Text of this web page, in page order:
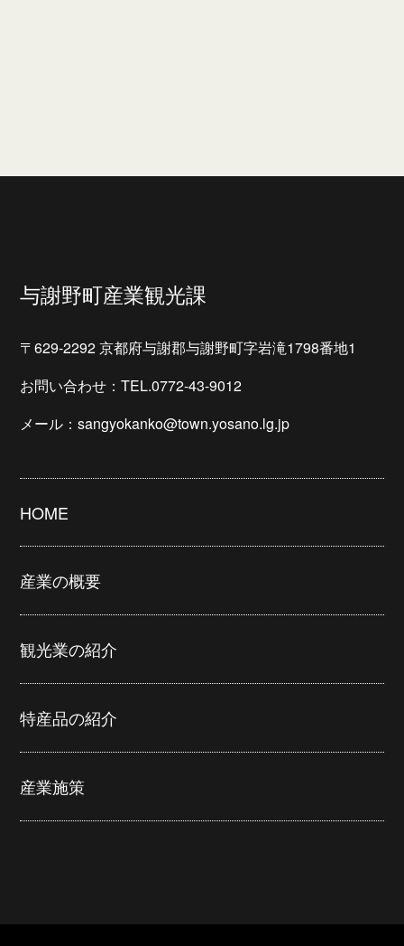
与謝野町産業観光課
〒629-2292 京都府与謝郡与謝野町字岩滝1798番地1
お問い合わせ：TEL.0772-43-9012
メール：sangyokanko@town.yosano.lg.jp
HOME
産業の概要
観光業の紹介
特産品の紹介
産業施策